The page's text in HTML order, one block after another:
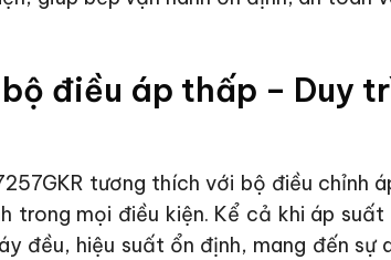
điều áp thấp – Duy
tương thích với bộ điều chỉnh
trong mọi điều kiện. Kể cả khi áp
đều, hiệu suất ổn định, mang đến